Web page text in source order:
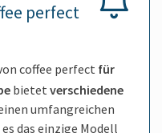
perfect
coffee perfect für
bietet verschiedene
umfangreichen
das einzige Modell